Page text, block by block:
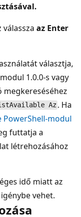
az Enter
választja,
1.0.0-s vagy
megkereséséhez
Az . Ha
PowerShell-modul
futtatja a
létrehozásához
idő miatt az
vehet.